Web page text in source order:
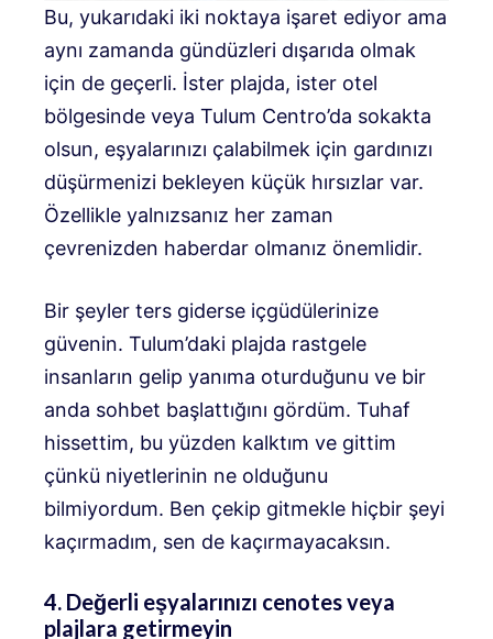
Bu, yukarıdaki iki noktaya işaret ediyor ama
aynı zamanda gündüzleri dışarıda olmak
için de geçerli. İster plajda, ister otel
bölgesinde veya Tulum Centro’da sokakta
olsun, eşyalarınızı çalabilmek için gardınızı
düşürmenizi bekleyen küçük hırsızlar var.
Özellikle yalnızsanız her zaman
çevrenizden haberdar olmanız önemlidir.
Bir şeyler ters giderse içgüdülerinize
güvenin. Tulum’daki plajda rastgele
insanların gelip yanıma oturduğunu ve bir
anda sohbet başlattığını gördüm. Tuhaf
hissettim, bu yüzden kalktım ve gittim
çünkü niyetlerinin ne olduğunu
bilmiyordum. Ben çekip gitmekle hiçbir şeyi
kaçırmadım, sen de kaçırmayacaksın.
4. Değerli eşyalarınızı cenotes veya
plajlara getirmeyin